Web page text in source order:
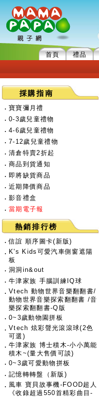
首頁 禮品
採購指南
‧ 寶寶彌月禮
‧ 0-3歲兒童禮物
‧ 4-6歲兒童禮物
‧ 7-12歲兒童禮物
‧ 清倉特賣2折起
‧ 商品到貨通知
‧ 即將缺貨商品
‧ 近期降價商品
‧ 影音禮盒
‧ 當期電子報
熱銷排行榜
‧ 信誼 順序圖卡(新版)
‧ K's Kids可愛汽車側窗遮陽
板
‧ 洞洞in&out
‧ 牛津家族 手腦訓練IQ球
‧ Vtech 動物世界音樂翻翻書/
動物世界音樂探索翻翻書 /音
樂探索翻翻書-Q版
‧ 0~3歲動物園拼板
‧ Vtech 炫彩聲光滾滾球(2色
可選)
‧ 牛津家族 博士積木-小小萬能
積木~(量大售價可談)
‧ 0~3歲可愛動物拼板
‧ 記憶轉轉盤（新版)
‧ 風車 寶貝故事機-FOOD超人
《收錄超過550首精彩曲目-